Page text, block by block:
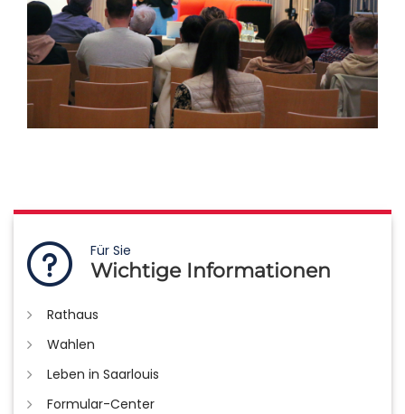
Für Sie
Wichtige Informationen
Rathaus
Wahlen
Leben in Saarlouis
Formular-Center